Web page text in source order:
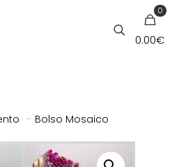
0
0.00€
- Bolso Mosaico